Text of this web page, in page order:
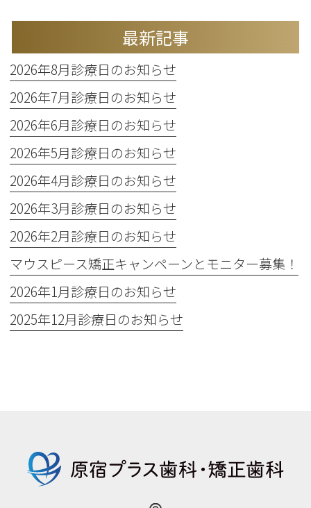
最新記事
2026年8月診療日のお知らせ
2026年7月診療日のお知らせ
2026年6月診療日のお知らせ
2026年5月診療日のお知らせ
2026年4月診療日のお知らせ
2026年3月診療日のお知らせ
2026年2月診療日のお知らせ
マウスピース矯正キャンペーンとモニター募集！
2026年1月診療日のお知らせ
2025年12月診療日のお知らせ